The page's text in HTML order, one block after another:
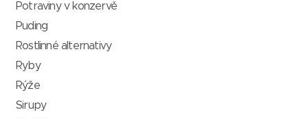
Potraviny v konzervě
Puding
Rostlinné alternativy
Ryby
Rýže
Sirupy